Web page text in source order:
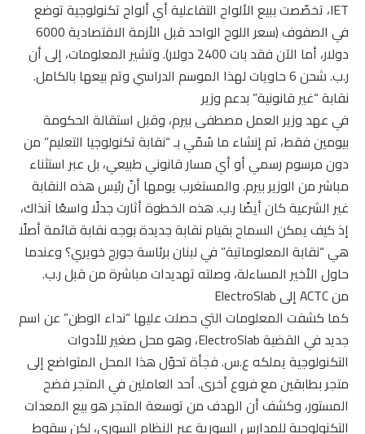
IET، تخصّصت ببيع الألواح التفاعلية أي ألواح تكنولوجية توضع
في الصفوف (سعر اللوح الواحد قبل الأزمة الاقتصادية 6000
دولار، أما الآن فقد بات 2400 دولار). وتشير المعلومات، إلى أن
ر.ب. شحن 6 حاويات لهذا الموسم الدراسي وتم بيعها بالكامل.
نقابة “غير قانونية” بدعم وزير
في عهد وزير العمل مصطفى بيرم، وقبل استقالة الحكومة
بيومين فقط، تم إنشاء ما سُمّي بـ “نقابة تكنولوجيا التعليم” من
دون مرسوم رسمي أو أي مسار قانوني طبيعي، بل عبر استثناء
مباشر من الوزير بيرم. والمستغرب يومها أنّ رئيس هذه النقابة
غير الشرعية كان أيضًا ر.ب. هذه الخطوة أثارت جدلًا واسعًا آنذاك،
إذ كيف يمكن السماح بقيام نقابة جديدة بوجه نقابة قائمة أصلًا
هي “نقابة المعلوماتية” في لبنان برئاسة جورج خويري؟ وعندما
حاول الأخير المساءلة، وصلته تهديدات مباشرة من قبل ر.ب.
من ACTC إلى ElectroSlab
كما كشفت المعلومات التي حصلت عليها “نداء الوطن” عن اسم
جديد في القضية ElectroSlab، وهو محل صغير للأدوات
التكنولوجية يملكه ع.س. فجأة تحوّل هذا المحل المتواضع إلى
متجر بطابقين مع فروع أخرى. أحد العاملين في المتجر فضح
المستور، وكشف أن الهدف من توسعة المتجر هو بيع المعدات
التكنولوجية للمدارس السورية عبر النظام السوري، لكن سقوط